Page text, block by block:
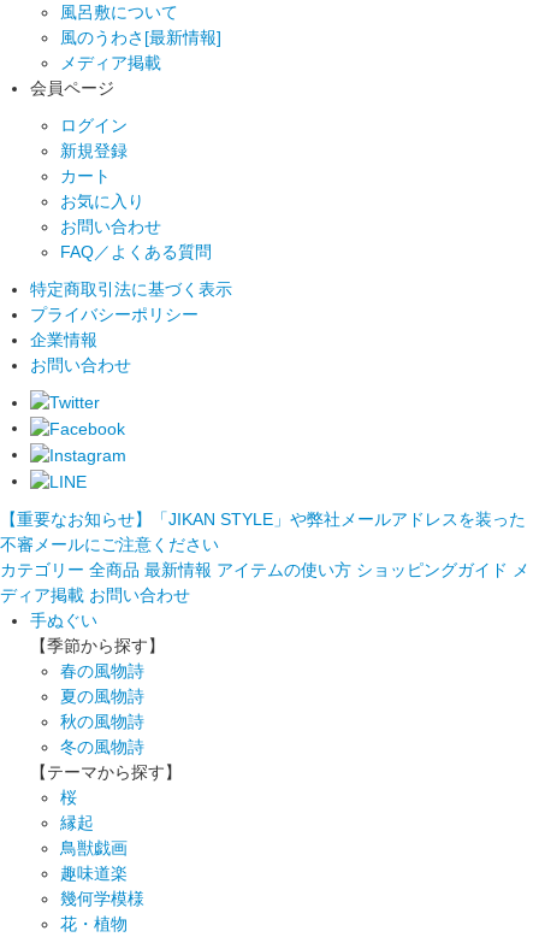
風呂敷について
風のうわさ[最新情報]
メディア掲載
会員ページ
ログイン
新規登録
カート
お気に入り
お問い合わせ
FAQ／よくある質問
特定商取引法に基づく表示
プライバシーポリシー
企業情報
お問い合わせ
【重要なお知らせ】「JIKAN STYLE」や弊社メールアドレスを装った
不審メールにご注意ください
カテゴリー 全商品 最新情報 アイテムの使い方 ショッピングガイド
メ
ディア掲載 お問い合わせ
手ぬぐい
【季節から探す】
春の風物詩
夏の風物詩
秋の風物詩
冬の風物詩
【テーマから探す】
桜
縁起
鳥獣戯画
趣味道楽
幾何学模様
花・植物